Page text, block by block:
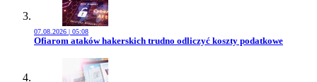
07.08.2026 | 05:08
Przejdź do artykułu:
Ofiarom ataków hakerskich trudno odliczyć koszty podatkowe